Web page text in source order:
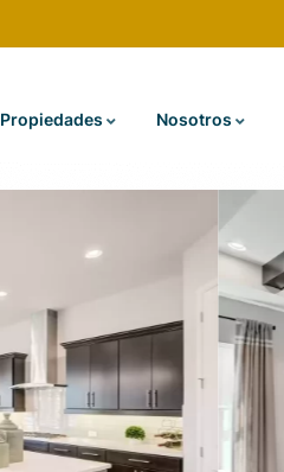
Propiedades Nosotros